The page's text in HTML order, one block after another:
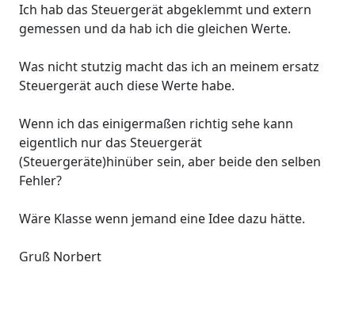
Ich hab das Steuergerät abgeklemmt und extern
gemessen und da hab ich die gleichen Werte.
Was nicht stutzig macht das ich an meinem ersatz
Steuergerät auch diese Werte habe.
Wenn ich das einigermaßen richtig sehe kann
eigentlich nur das Steuergerät
(Steuergeräte)hinüber sein, aber beide den selben
Fehler?
Wäre Klasse wenn jemand eine Idee dazu hätte.
Gruß Norbert